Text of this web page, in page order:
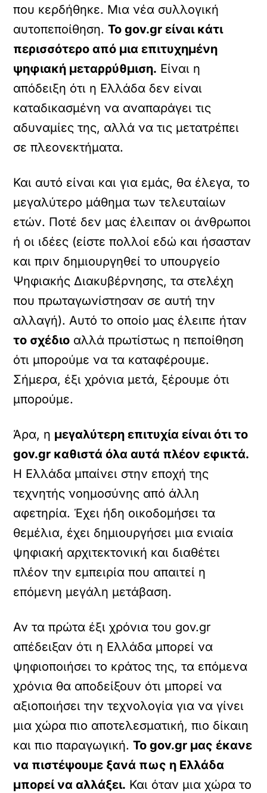
που κερδήθηκε. Μια νέα συλλογική
αυτοπεποίθηση.Το gov.gr είναι κάτι
περισσότερο από μια επιτυχημένη
ψηφιακή μεταρρύθμιση. Είναι η
απόδειξη ότι η Ελλάδα δεν είναι
καταδικασμένη να αναπαράγει τις
αδυναμίες της, αλλά να τις μετατρέπει
σε πλεονεκτήματα.
Και αυτό είναι και για εμάς, θα έλεγα, το
μεγαλύτερο μάθημα των τελευταίων
ετών. Ποτέ δεν μας έλειπαν οι άνθρωποι
ή οι ιδέες (είστε πολλοί εδώ και ήσασταν
και πριν δημιουργηθεί το υπουργείο
Ψηφιακής Διακυβέρνησης, τα στελέχη
που πρωταγωνίστησαν σε αυτή την
αλλαγή). Αυτό το οποίο μας έλειπε ήταν
το σχέδιο αλλά πρωτίστως η πεποίθηση
ότι μπορούμε να τα καταφέρουμε.
Σήμερα, έξι χρόνια μετά, ξέρουμε ότι
μπορούμε.
Άρα, η μεγαλύτερη επιτυχία είναι ότι το
gov.gr καθιστά όλα αυτά πλέον εφικτά.
Η Ελλάδα μπαίνει στην εποχή της
τεχνητής νοημοσύνης από άλλη
αφετηρία. Έχει ήδη οικοδομήσει τα
θεμέλια, έχει δημιουργήσει μια ενιαία
ψηφιακή αρχιτεκτονική και διαθέτει
πλέον την εμπειρία που απαιτεί η
επόμενη μεγάλη μετάβαση.
Αν τα πρώτα έξι χρόνια του gov.gr
απέδειξαν ότι η Ελλάδα μπορεί να
ψηφιοποιήσει το κράτος της, τα επόμενα
χρόνια θα αποδείξουν ότι μπορεί να
αξιοποιήσει την τεχνολογία για να γίνει
μια χώρα πιο αποτελεσματική, πιο δίκαιη
και πιο παραγωγική.Το gov.gr μας έκανε
να πιστέψουμε ξανά πως η Ελλάδα
μπορεί να αλλάξει. Και όταν μια χώρα το